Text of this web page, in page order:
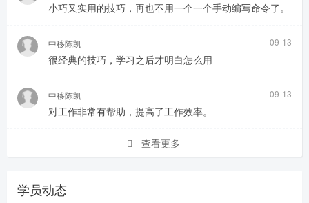
小巧又实用的技巧，再也不用一个一个手动编写命令了。
中移陈凯 09-13
很经典的技巧，学习之后才明白怎么用
中移陈凯 09-13
对工作非常有帮助，提高了工作效率。
查看更多
学员动态